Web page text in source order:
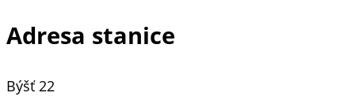
Adresa stanice
Býšť 22